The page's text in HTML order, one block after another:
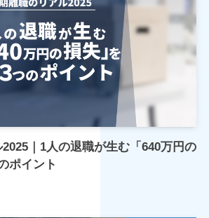
｜1人の退職が生む「640万円の
ポイント